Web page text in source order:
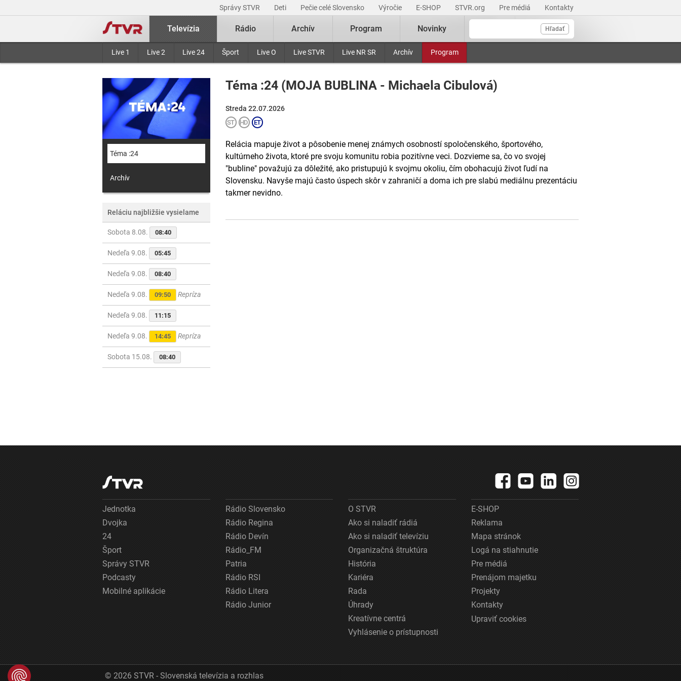
Správy STVR Deti Pečie celé Slovensko Výročie E-SHOP STVR.org Pre médiá Kontakty
Hľadať
Televízia
Live 1 Live 2 Live 24 Šport Live O Live STVR Live NR SR Archív Program
Rádio Archív Program Novinky
Téma :24
Archív
Reláciu najbližšie vysielame
Sobota 8.08. 08:40
Nedeľa 9.08. 05:45
Nedeľa 9.08. 08:40
Nedeľa 9.08. 09:50 Repríza
Nedeľa 9.08. 11:15
Nedeľa 9.08. 14:45 Repríza
Sobota 15.08. 08:40
Téma :24 (MOJA BUBLINA - Michaela Cibulová)
Streda 22.07.2026
Relácia mapuje život a pôsobenie menej známych osobností spoločenského, športového,
kultúrneho života, ktoré pre svoju komunitu robia pozitívne veci. Dozvieme sa, čo vo svojej
"bubline" považujú za dôležité, ako pristupujú k svojmu okoliu, čím obohacujú život ľudí na
Slovensku. Navyše majú často úspech skôr v zahraničí a doma ich pre slabú mediálnu prezentáciu
takmer nevidno.
Jednotka
Dvojka
24
Šport
Správy STVR
Podcasty
Mobilné aplikácie
Rádio Slovensko
Rádio Regina
Rádio Devín
Rádio_FM
Patria
Rádio RSI
Rádio Litera
Rádio Junior
O STVR
Ako si naladiť rádiá
Ako si naladiť televíziu
Organizačná štruktúra
História
Kariéra
Rada
Úhrady
Kreatívne centrá
Vyhlásenie o prístupnosti
E-SHOP
Reklama
Mapa stránok
Logá na stiahnutie
Pre médiá
Prenájom majetku
Projekty
Kontakty
Upraviť cookies
© 2026 STVR - Slovenská televízia a rozhlas